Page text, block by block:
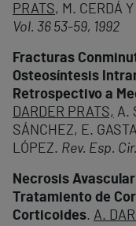
PRATS, M. CERDÁ
Vol. 36 53-59, 1992
Fracturas
Osteosíntesis
Retrospectivo a
DARDER PRATS, A.
SÁNCHEZ, E.
LÓPEZ. Rev. Esp.
Necrosis
Tratamiento de
Corticoides. A.